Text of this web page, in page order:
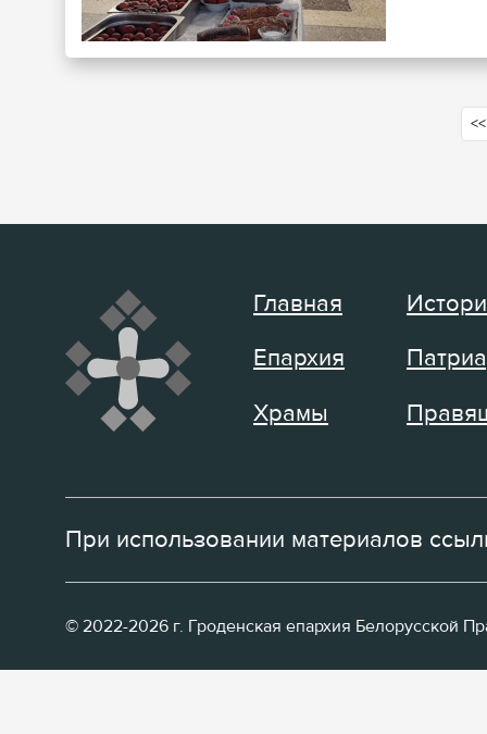
<<
Главная
Епархия
Храмы
При использовании материалов
© 2022-2026 г. Гроденская епархия Белорусской